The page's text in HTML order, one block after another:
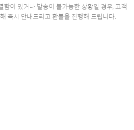
이 있거나 발송이 불가능한 상황일 경우, 고객
즉시 안내드리고 환불을 진행해 드립니다.